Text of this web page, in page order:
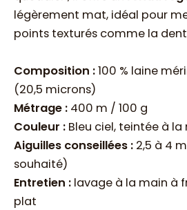
légèrement mat, idéal pour
points texturés comme la
Composition :100 % laine
(20,5 microns)
Métrage : 400 m / 100 g
Couleur : Bleu ciel, teintée à la
Aiguilles conseillées : 2,5 à 4
souhaité)
Entretien : lavage à la main à
plat